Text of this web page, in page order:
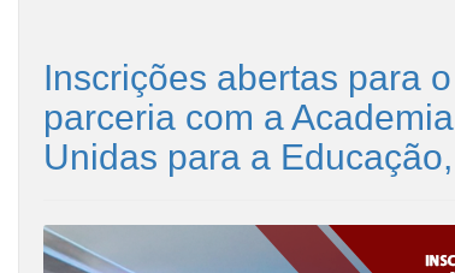
Inscrições abertas para
parceria com a
Unidas para a